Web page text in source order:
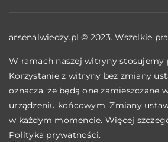
arsenalwiedzy.pl © 2023. Wszelkie
W ramach naszej witryny stosujemy
Korzystanie z witryny bez zmiany
oznacza, że będą one zamieszczane
urządzeniu końcowym. Zmiany
w każdym momencie. Więcej
Polityka prywatności.